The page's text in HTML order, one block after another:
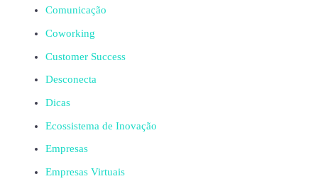
Comunicação
Coworking
Customer Success
Desconecta
Dicas
Ecossistema de Inovação
Empresas
Empresas Virtuais